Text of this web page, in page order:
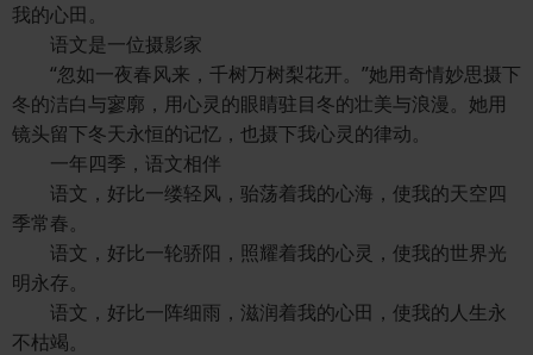
我的心田。
语文是一位摄影家
“忽如一夜春风来，千树万树梨花开。”她用奇情妙思摄下
冬的洁白与寥廓，用心灵的眼睛驻目冬的壮美与浪漫。她用
镜头留下冬天永恒的记忆，也摄下我心灵的律动。
一年四季，语文相伴
语文，好比一缕轻风，骀荡着我的心海，使我的天空四
季常春。
语文，好比一轮骄阳，照耀着我的心灵，使我的世界光
明永存。
语文，好比一阵细雨，滋润着我的心田，使我的人生永
不枯竭。